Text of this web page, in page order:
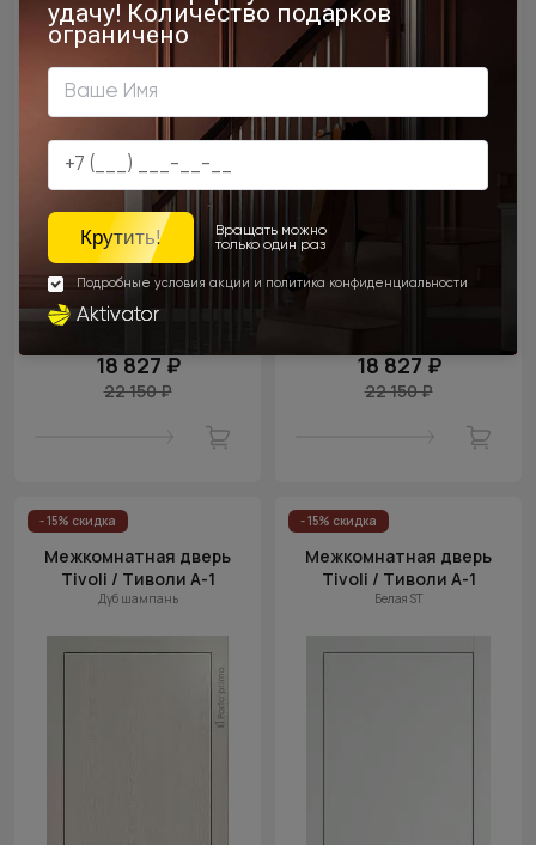
18 827 ₽
22 150 ₽
18 827 ₽
22 150 ₽
- 15% скидка
Межкомнатная дверь
Tivoli / Тиволи А-1
Дуб шампань
- 15% скидка
Межкомнатная дверь
Tivoli / Тиволи А-1
Белая ST